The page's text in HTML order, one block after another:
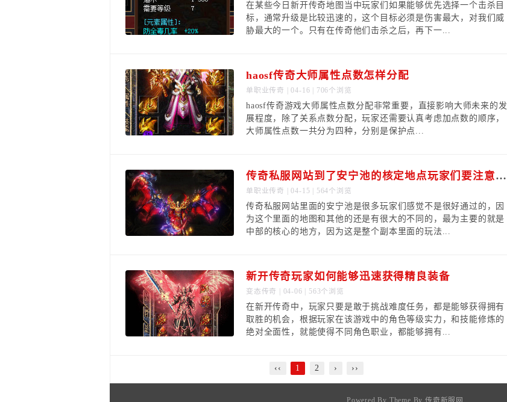
在某些今日新开传奇地图当中玩家们如果能够优先选择一个击杀目
标，通常升级是比较迅速的，这个目标必须是伤害最大，对我们威
胁最大的一个。只有在传奇他们击杀之后，再下一...
haosf传奇大师属性点数怎样分配
单职业传奇 | 04-16 | 706个浏览
haosf传奇游戏大师属性点数分配非常重要，直接影响大师未来的发
展程度，除了关系点数分配，玩家还需要认真考虑加点数的顺序，
大师属性点数一共分为四种，分别是保护点...
传奇私服网站到了安宁池的核定地点玩家们要注意什么
单职业传奇 | 04-15 | 564个浏览
传奇私服网站里面的安宁池是很多玩家们感觉不是很好通过的，因
为这个里面的地图和其他的还是有很大的不同的，最为主要的就是
中部的核心的地方，因为这是整个副本里面的玩法...
新开传奇玩家如何能够迅速获得精良装备
变态传奇 | 04-06 | 563个浏览
在新开传奇中，玩家只要是敢于挑战难度任务，都是能够获得拥有
取胜的机会，根据玩家在该游戏中的角色等级实力，和技能修炼的
绝对全面性，就能使得不同角色职业，都能够拥有...
‹‹ 1 2 › ››
Powered By Theme By 传奇新服网